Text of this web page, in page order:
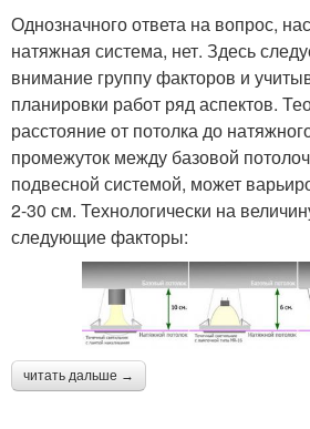
Однозначного ответа на вопрос,
натяжная система, нет. Здесь
внимание группу факторов и
планировки работ ряд аспектов.
расстояние от потолка до
промежуток между базовой
подвесной системой, может
2-30 см. Технологически на
следующие факторы:
читать дальше →